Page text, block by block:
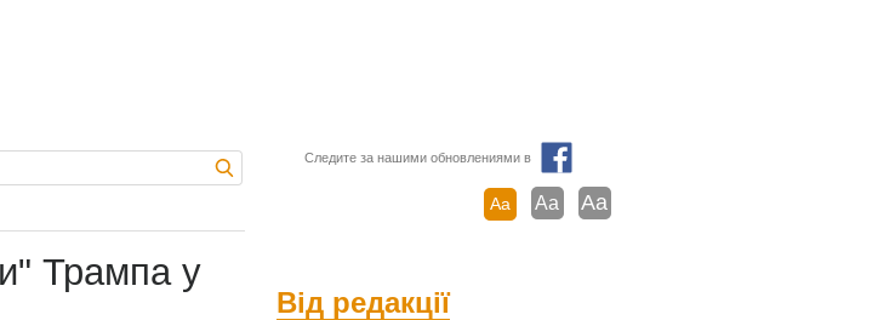
Следите за нашими обновлениями в
Aa Aa Aa
Трампа у
Від редакції